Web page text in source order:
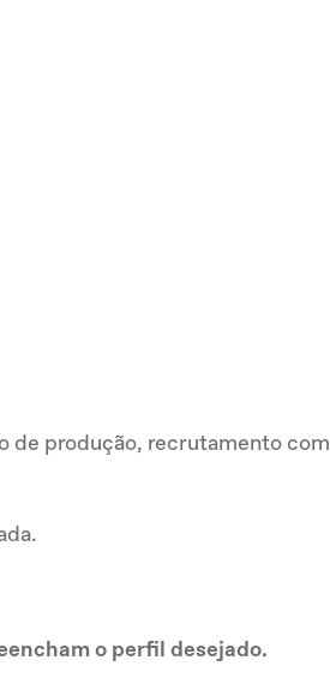
de produção, recrutamento com
o perfil desejado.